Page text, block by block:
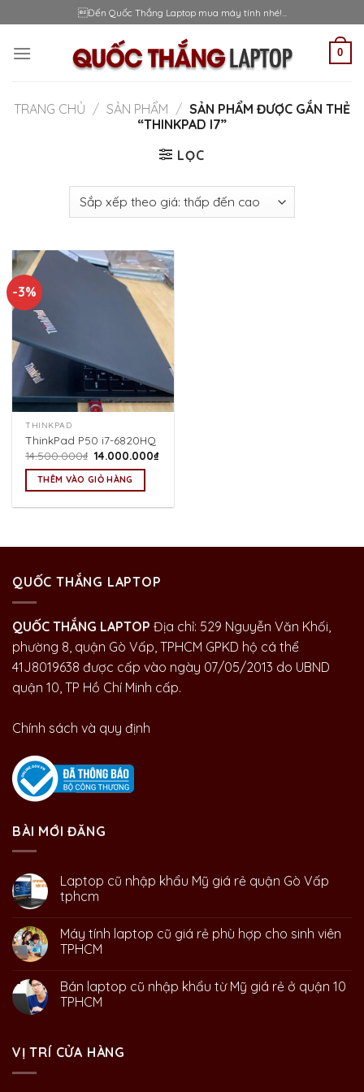
to
content
Đến Quốc Thắng Laptop mua máy tính nhé!...
0
TRANG CHỦ / SẢN PHẨM / SẢN PHẨM ĐƯỢC GẮN THẺ
“THINKPAD I7”
LỌC
-3%
THINKPAD
ThinkPad P50 i7-6820HQ
14.500.000₫ Giá
là:
14.500.000₫.
14.000.000₫Giá
THÊM VÀO GIỎ HÀNG
QUỐC THẮNG LAPTOP
QUỐC THẮNG LAPTOP Địa chỉ: 529 Nguyễn Văn Khối,
phường 8, quận Gò Vấp, TPHCM GPKD hộ cá thể
41J8019638 được cấp vào ngày 07/05/2013 do UBND
quận 10, TP Hồ Chí Minh cấp.
Chính sách và quy định
BÀI MỚI ĐĂNG
Laptop cũ nhập khẩu Mỹ giá rẻ quận Gò Vấp
tphcm
Máy tính laptop cũ giá rẻ phù hợp cho sinh viên
TPHCM
Bán laptop cũ nhập khẩu từ Mỹ giá rẻ ở quận 10
TPHCM
VỊ TRÍ CỬA HÀNG